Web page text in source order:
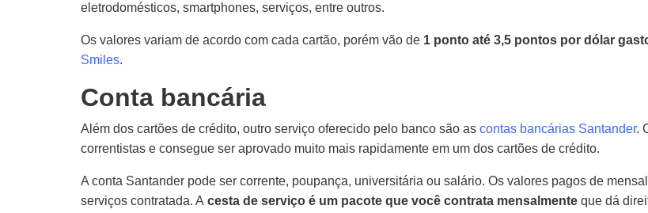
eletrodomésticos, smartphones, serviços, entre outros.
Os valores variam de acordo com cada cartão, porém vão de 1 ponto até 3,5 pontos por dólar
Smiles.
Conta bancária
Além dos cartões de crédito, outro serviço oferecido pelo banco são as contas bancárias Santander.
correntistas e consegue ser aprovado muito mais rapidamente em um dos cartões de crédito.
A conta Santander pode ser corrente, poupança, universitária ou salário. Os valores pagos de
serviços contratada. A cesta de serviço é um pacote que você contrata mensalmente que dá